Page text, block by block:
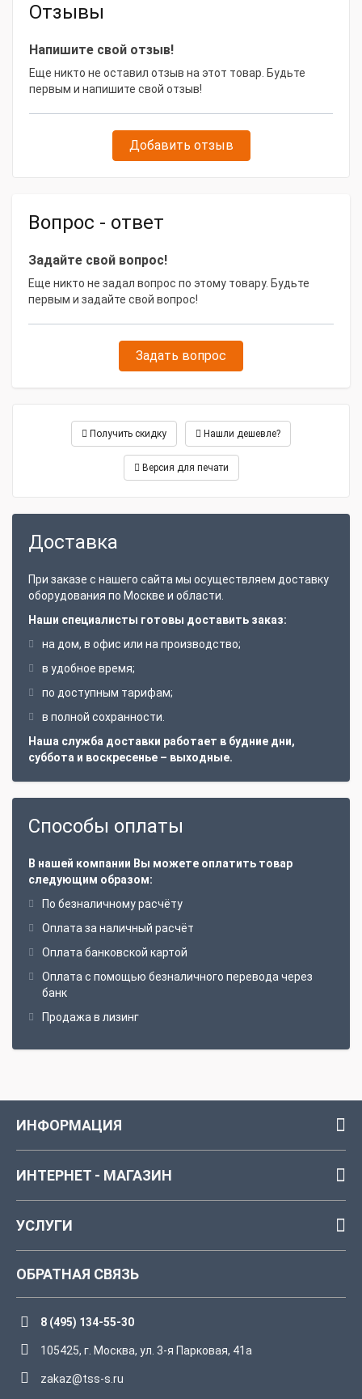
Отзывы
Напишите свой отзыв!
Еще никто не оставил отзыв на этот товар. Будьте
первым и напишите свой отзыв!
Добавить отзыв
Вопрос - ответ
Задайте свой вопрос!
Еще никто не задал вопрос по этому товару. Будьте
первым и задайте свой вопрос!
Задать вопрос
Получить скидку Нашли дешевле?
Версия для печати
Доставка
При заказе с нашего сайта мы осуществляем доставку
оборудования по Москве и области.
Наши специалисты готовы доставить заказ:
на дом, в офис или на производство;
в удобное время;
по доступным тарифам;
в полной сохранности.
Наша служба доставки работает в будние дни,
суббота и воскресенье – выходные.
Способы оплаты
В нашей компании Вы можете оплатить товар
следующим образом:
По безналичному расчёту
Оплата за наличный расчёт
Оплата банковской картой
Оплата с помощью безналичного перевода через
банк
Продажа в лизинг
ИНФОРМАЦИЯ
ИНТЕРНЕТ - МАГАЗИН
УСЛУГИ
ОБРАТНАЯ СВЯЗЬ
8 (495) 134-55-30
105425, г. Москва, ул. 3-я Парковая, 41а
zakaz@tss-s.ru